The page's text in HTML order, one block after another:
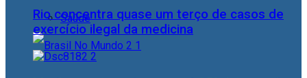
Saúde
Rio concentra quase um terço de casos de
exercício ilegal da medicina